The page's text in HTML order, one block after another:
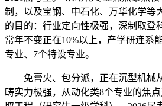
制，以及宝钢、中石化、万华化学等
的目的：行业定向性极强，深制取登
常年不变正在10%以上，产学研连系
专业、7个特设专业。
免膏火、包分派，正在沉型机械
畴实力极强，从动化类8个专业的焦